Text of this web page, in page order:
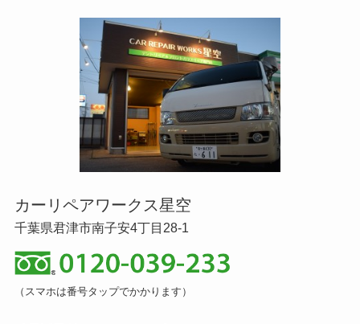
カーリペアワークス星空
千葉県君津市南子安4丁目28-1
（スマホは番号タップでかかります）